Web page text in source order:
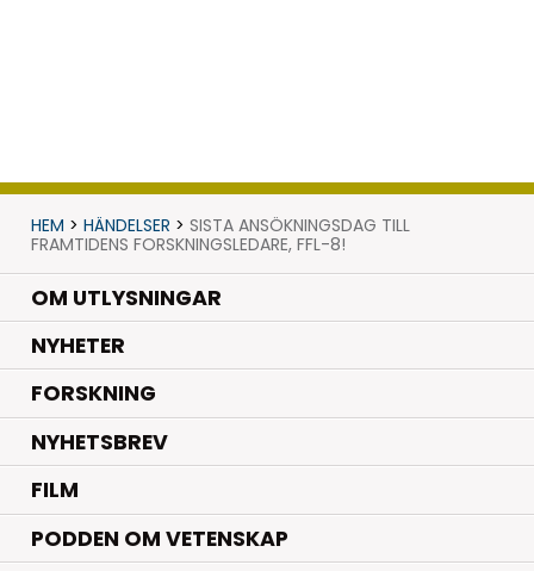
HEM > HÄNDELSER > SISTA ANSÖKNINGSDAG TILL
FRAMTIDENS FORSKNINGSLEDARE, FFL-8!
OM UTLYSNINGAR
NYHETER.
FORSKNING.
NYHETSBREV
FILM
PODDEN OM VETENSKAP